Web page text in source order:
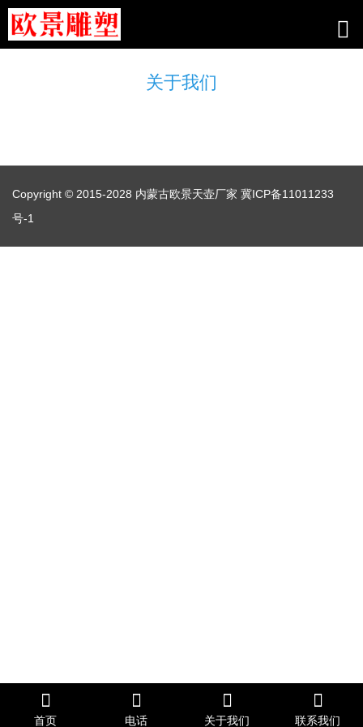
关于我们
Copyright © 2015-2028 内蒙古欧景天壶厂家 冀ICP备11011233
号-1
首页 电话 关于我们 联系我们